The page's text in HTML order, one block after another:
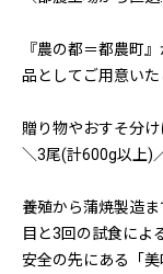
『農の都＝都農町
品としてご用意いた
贈り物やおすそ分
＼3尾(計600g以上)
養殖から蒲焼製造
目と3回の試食によ
安全の先にある「美